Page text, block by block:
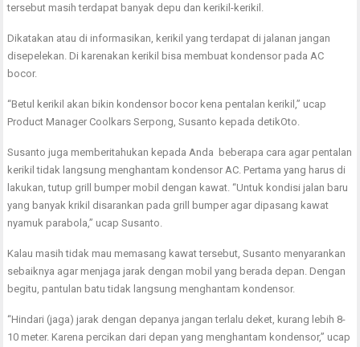
tersebut masih terdapat banyak depu dan kerikil-kerikil.
Dikatakan atau di informasikan, kerikil yang terdapat di jalanan jangan
disepelekan. Di karenakan kerikil bisa membuat kondensor pada AC
bocor.
“Betul kerikil akan bikin kondensor bocor kena pentalan kerikil,” ucap
Product Manager Coolkars Serpong, Susanto kepada detikOto.
Susanto juga memberitahukan kepada Anda beberapa cara agar pentalan
kerikil tidak langsung menghantam kondensor AC. Pertama yang harus di
lakukan, tutup grill bumper mobil dengan kawat. “Untuk kondisi jalan baru
yang banyak krikil disarankan pada grill bumper agar dipasang kawat
nyamuk parabola,” ucap Susanto.
Kalau masih tidak mau memasang kawat tersebut, Susanto menyarankan
sebaiknya agar menjaga jarak dengan mobil yang berada depan. Dengan
begitu, pantulan batu tidak langsung menghantam kondensor.
“Hindari (jaga) jarak dengan depanya jangan terlalu deket, kurang lebih 8-
10 meter. Karena percikan dari depan yang menghantam kondensor,” ucap